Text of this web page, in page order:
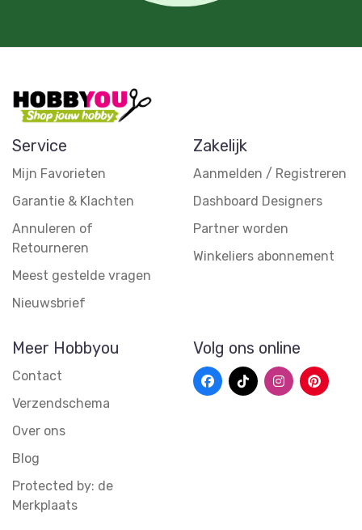
Service
Mijn Favorieten
Garantie & Klachten
Annuleren of
Retourneren
Meest gestelde vragen
Nieuwsbrief
Zakelijk
Aanmelden / Registreren
Dashboard Designers
Partner worden
Winkeliers abonnement
Meer Hobbyou
Contact
Verzendschema
Over ons
Blog
Protected by: de
Merkplaats
Volg ons online